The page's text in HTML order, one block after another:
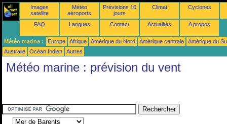
Images
satellite
Météo
aéroports
Prévisions 10
jours
Climat Cyclones
FAQ Langues Contact Actualités A propos
Météo marine : Europe Afrique Amérique du Nord Amérique centrale
Amérique du
Australie
Océan Indien Autres
Météo marine : prévision du vent